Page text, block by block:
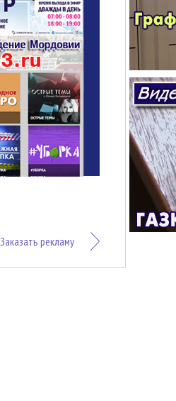
Заказать рекламу